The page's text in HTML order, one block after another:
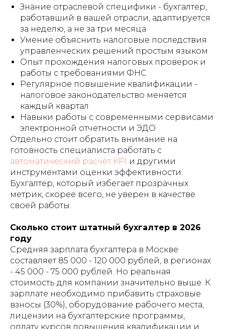
Знание отраслевой специфики - бухгалтер,
работавший в вашей отрасли, адаптируется
за неделю, а не за три месяца
Умение объяснить налоговые последствия
управленческих решений простым языком
Опыт прохождения налоговых проверок и
работы с требованиями ФНС
Регулярное повышение квалификации -
налоговое законодательство меняется
каждый квартал
Навыки работы с современными сервисами
электронной отчетности и ЭДО
Отдельно стоит обратить внимание на
готовность специалиста работать с
автоматический расчёт KPI
и другими
инструментами оценки эффективности.
Бухгалтер, который избегает прозрачных
метрик, скорее всего, не уверен в качестве
своей работы.
Сколько стоит штатный бухгалтер в 2026
году
Средняя зарплата бухгалтера в Москве
составляет 85 000 - 120 000 рублей, в регионах
- 45 000 - 75 000 рублей. Но реальная
стоимость для компании значительно выше. К
зарплате необходимо прибавить страховые
взносы (30%), оборудование рабочего места,
лицензии на бухгалтерские программы,
оплату курсов повышения квалификации и